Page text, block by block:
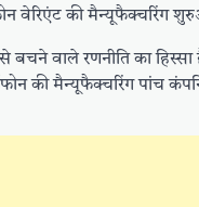
वेरिएंट की मैन्यूफैक्चरिंग
वाले रणनीति का
की मैन्यूफैक्चरिंग पांच